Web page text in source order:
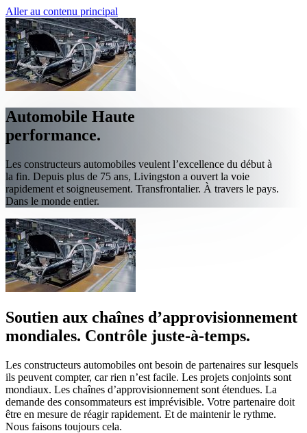
Aller au contenu principal
Automobile Haute
performance.
Les constructeurs automobiles veulent l’excellence du début à
la fin. Depuis plus de 75 ans, Livingston a ouvert la voie
rapidement et soigneusement. Transfrontalier. À travers le pays.
Dans le monde entier.
Soutien aux chaînes d’approvisionnement
mondiales. Contrôle juste-à-temps.
Les constructeurs automobiles ont besoin de partenaires sur lesquels
ils peuvent compter, car rien n’est facile. Les projets conjoints sont
mondiaux. Les chaînes d’approvisionnement sont étendues. La
demande des consommateurs est imprévisible. Votre partenaire doit
être en mesure de réagir rapidement. Et de maintenir le rythme.
Nous faisons toujours cela.